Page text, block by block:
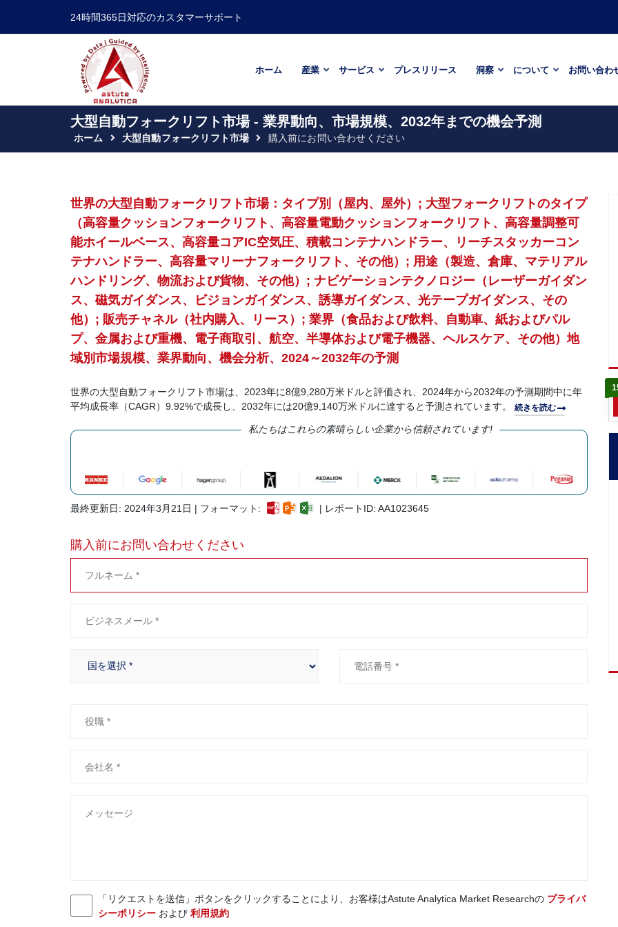
24時間365日対応のカスタマーサポート
ホーム 産業 サービス プレスリリース 洞察 について お問い合わ
大型自動フォークリフト市場 - 業界動向、市場規模、2032年までの機会予測
ホーム 大型自動フォークリフト市場 購入前にお問い合わせください
世界の大型自動フォークリフト市場：タイプ別（屋内、屋外）; 大型フォークリフトのタイプ
（高容量クッションフォークリフト、高容量電動クッションフォークリフト、高容量調整可
能ホイールベース、高容量コアIC空気圧、積載コンテナハンドラー、リーチスタッカーコン
テナハンドラー、高容量マリーナフォークリフト、その他）; 用途（製造、倉庫、マテリアル
ハンドリング、物流および貨物、その他）; ナビゲーションテクノロジー（レーザーガイダン
ス、磁気ガイダンス、ビジョンガイダンス、誘導ガイダンス、光テープガイダンス、その
他）; 販売チャネル（社内購入、リース）; 業界（食品および飲料、自動車、紙およびパル
プ、金属および重機、電子商取引、航空、半導体および電子機器、ヘルスケア、その他）地
域別市場規模、業界動向、機会分析、2024～2032年の予測
世界の大型自動フォークリフト市場は、2023年に8億9,280万米ドルと評価され、2024年から2032年の予測期間中に年
平均成長率（CAGR）9.92%で成長し、2032年には20億9,140万米ドルに達すると予測されています。 続きを読む
私たちはこれらの素晴らしい企業から信頼されています!
最終更新日: 2024年3月21日 | フォーマット: | レポートID: AA1023645
購入前にお問い合わせください
「リクエストを送信」ボタンをクリックすることにより、お客様はAstute Analytica Market Researchの プライバ
シーポリシーおよび 利用規約